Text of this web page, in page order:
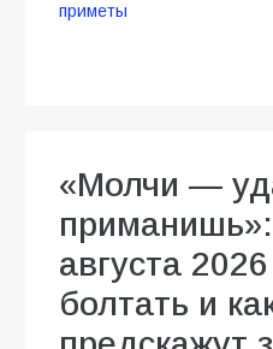
приметы
«Молчи —
августа
болтать и